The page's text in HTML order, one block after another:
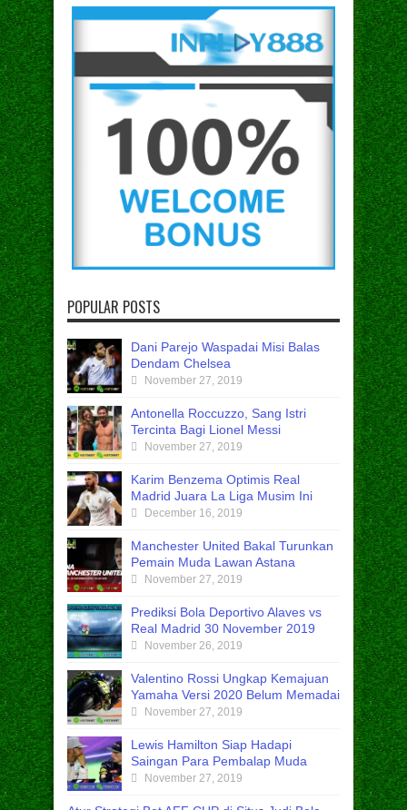
POPULAR POSTS
Dani Parejo Waspadai Misi Balas
Dendam Chelsea
November 27, 2019
Antonella Roccuzzo, Sang Istri
Tercinta Bagi Lionel Messi
November 27, 2019
Karim Benzema Optimis Real
Madrid Juara La Liga Musim Ini
December 16, 2019
Manchester United Bakal Turunkan
Pemain Muda Lawan Astana
November 27, 2019
Prediksi Bola Deportivo Alaves vs
Real Madrid 30 November 2019
November 26, 2019
Valentino Rossi Ungkap Kemajuan
Yamaha Versi 2020 Belum Memadai
November 27, 2019
Lewis Hamilton Siap Hadapi
Saingan Para Pembalap Muda
November 27, 2019